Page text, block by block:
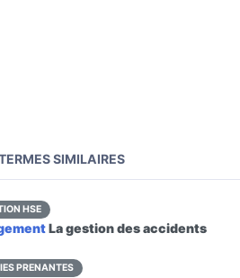
SIMILAIRES
HSE
La gestion des accidents
PRENANTES